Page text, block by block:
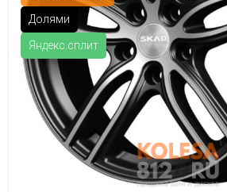
Долями
Яндекс.сплит